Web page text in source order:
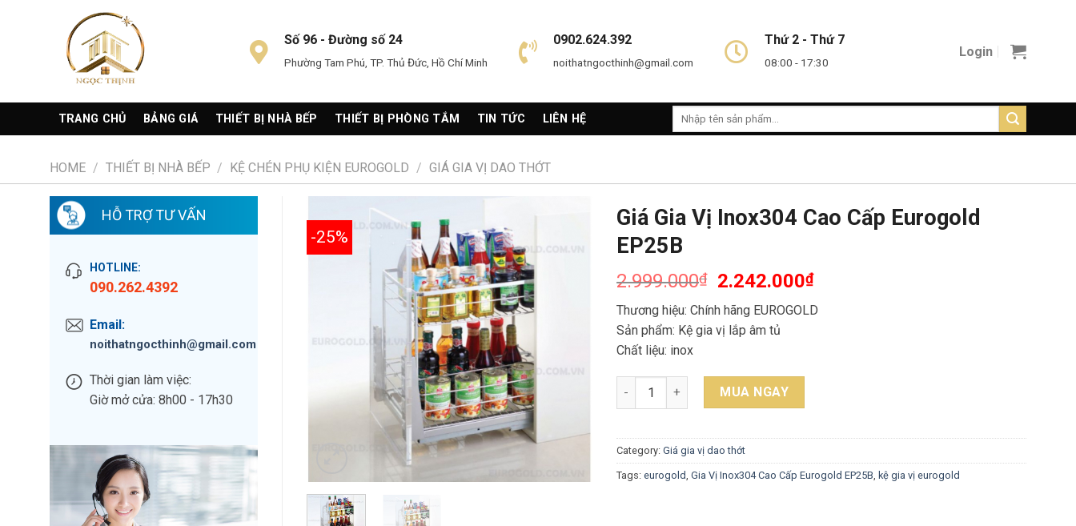
Số 96 - Đường số 24
Phường Tam Phú, TP. Thủ Đức, Hồ Chí Minh
0902.624.392
noithatngocthinh@gmail.com
Thứ 2 - Thứ 7
08:00 - 17:30
Login
TRANG CHỦ BẢNG GIÁ THIẾT BỊ NHÀ BẾP THIẾT BỊ PHÒNG TẮM TIN TỨC LIÊN HỆ
Search
HOME / THIẾT BỊ NHÀ BẾP / KỆ CHÉN PHỤ KIỆN EUROGOLD / GIÁ GIA VỊ DAO THỚT
HỖ TRỢ TƯ VẤN
HOTLINE:
090.262.4392
Email:
noithatngocthinh@gmail.com
Thời gian làm việc:
Giờ mở cửa: 8h00 - 17h30
-25%
Giá Gia Vị Inox304 Cao Cấp Eurogold
EP25B
2.999.000₫ 2.242.000₫
Thương hiệu: Chính hãng EUROGOLD
Sản phẩm: Kệ gia vị lắp âm tủ
Chất liệu: inox
Giá Gia Vị Inox304 Cao Cấp Eurogold EP25B quantity
MUA NGAY
Category:Giá gia vị dao thớt
Tags:eurogold,Gia Vị Inox304 Cao Cấp Eurogold EP25B, kệ gia vị eurogold